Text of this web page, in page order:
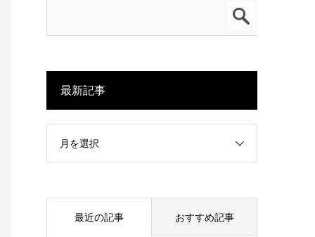
最新記事
月を選択
最近の記事 おすすめ記事